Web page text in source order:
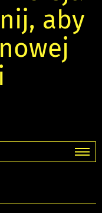
aby